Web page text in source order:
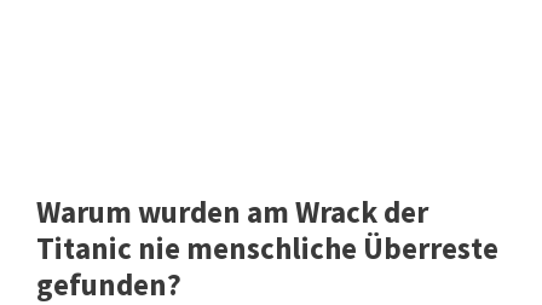
Warum wurden am Wrack der
Titanic nie menschliche Überreste
gefunden?